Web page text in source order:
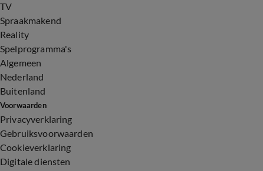
TV
Spraakmakend
Reality
Spelprogramma's
Algemeen
Nederland
Buitenland
Voorwaarden
Privacyverklaring
Gebruiksvoorwaarden
Cookieverklaring
Digitale diensten